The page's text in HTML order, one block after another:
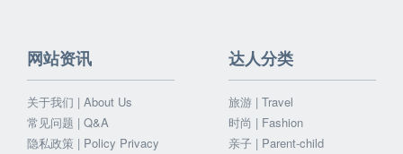
网站资讯
关于我们 | About Us
常见问题 | Q&A
隐私政策 | Policy Privacy
达人分类
旅游 | Travel
时尚 | Fashion
亲子 | Parent-child